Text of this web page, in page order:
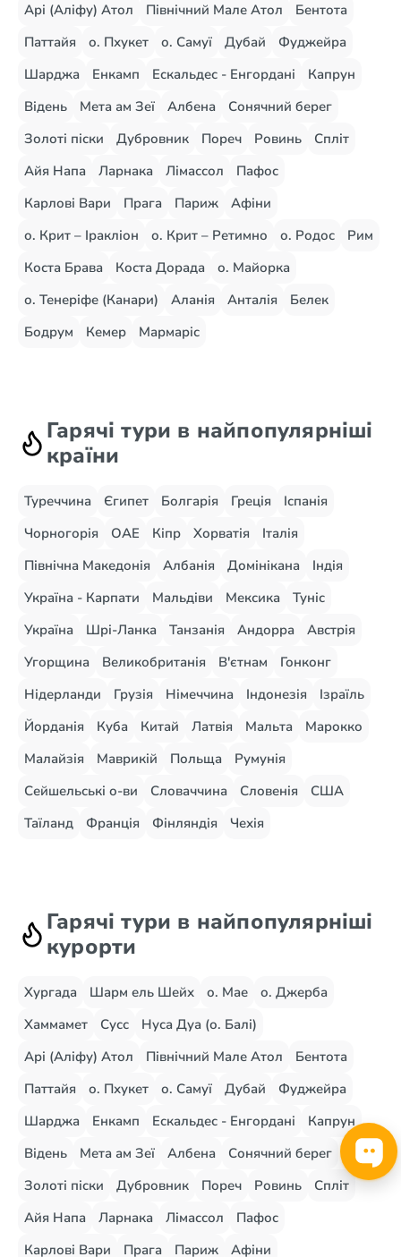
Арі (Аліфу) Атол
Північний Мале Атол
Бентота
Паттайя
о. Пхукет о. Самуї Дубай
Фуджейра
Шарджа
Енкамп Ескальдес - Енгордані
Капрун
Відень
Мета ам Зеї Албена
Сонячний берег
Золоті піски
Дубровник Пореч Ровинь
Спліт
Айя Напа
Ларнака Лімассол
Пафос
Карлові Вари
Прага Париж
Афіни
о. Крит – Іракліон
о. Крит – Ретимно о. Родос
Рим
Коста Брава
Коста Дорада
о. Майорка
о. Тенеріфе (Канари)
Аланія Анталія
Белек
Бодрум
Кемер Мармаріс
Гарячі тури в найпопулярніші
країни
Туреччина Єгипет Болгарія Греція
Іспанія
Чорногорія
ОАЕ Кіпр Хорватія
Італія
Північна Македонія
Албанія Домінікана
Індія
Україна - Карпати
Мальдіви Мексика
Туніс
Україна
Шрі-Ланка Танзанія Андорра
Австрія
Угорщина
Великобританія В'єтнам
Гонконг
Нідерланди
Грузія Німеччина Індонезія
Ізраїль
Йорданія
Куба Китай Латвія Мальта
Марокко
Малайзія
Маврикій Польща
Румунія
Сейшельські о-ви
Словаччина Словенія
США
Таїланд
Франція Фінляндія Чехія
Гарячі тури в найпопулярніші
курорти
Хургада Шарм ель Шейх о. Мае
о. Джерба
Хаммамет
Сусс
Нуса Дуа (о. Балі)
Арі (Аліфу) Атол
Північний Мале Атол
Бентота
Паттайя
о. Пхукет о. Самуї Дубай
Фуджейра
Шарджа
Енкамп Ескальдес - Енгордані
Капрун
Відень
Мета ам Зеї Албена
Сонячний берег
Золоті піски
Дубровник Пореч Ровинь
Спліт
Айя Напа
Ларнака Лімассол
Пафос
Карлові Вари
Прага Париж Афіни